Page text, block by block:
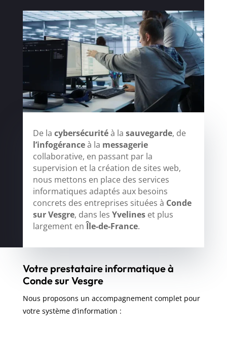
De la cybersécuritéà la sauvegarde, de
l’infogéranceà la messagerie
collaborative, en passant par la
supervision et la création de sites web,
nous mettons en place des services
informatiques adaptés aux besoins
concrets des entreprises situées à Conde
sur Vesgre, dans les Yvelineset plus
largement enÎle-de-France.
Votre prestataire informatique à
Conde sur Vesgre
Nous proposons un accompagnement complet pour
votre système d’information :